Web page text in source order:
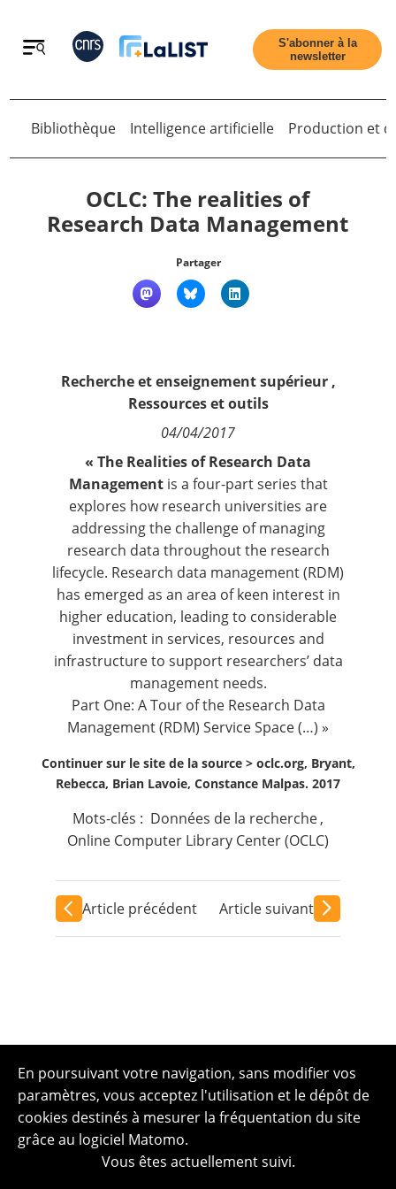
Retour
Nous suivre
S'abonner à la
newsletter
Retour
Bibliothèque Intelligence artificielle Production et
OCLC: The realities of
Research Data Management
Partager
Recherche et enseignement supérieur,
Ressources et outils
04/04/2017
« The Realities of Research Data
Managementis a four-part series that
explores how research universities are
addressing the challenge of managing
research data throughout the research
lifecycle. Research data management (RDM)
has emerged as an area of keen interest in
higher education, leading to considerable
investment in services, resources and
infrastructure to support researchers’ data
management needs.
Part One: A Tour of the Research Data
Management (RDM) Service Space (…) »
Continuer sur le site de la source > oclc.org, Bryant,
Rebecca, Brian Lavoie, Constance Malpas. 2017
Mots-clés : Données de la recherche ,
Online Computer Library Center (OCLC)
Article précédent Article suivant
En poursuivant votre navigation, sans modifier vos
paramètres, vous acceptez l'utilisation et le dépôt de
cookies destinés à mesurer la fréquentation du site
grâce au logiciel Matomo.
Vous êtes actuellement suivi.